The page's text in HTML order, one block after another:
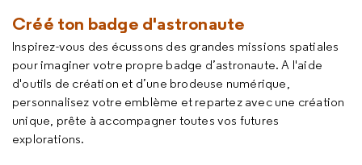
Créé ton badge d'astronaute
Inspirez-vous des écussons des grandes missions spatiales
pour imaginer votre propre badge d’astronaute. A l'aide
d'outils de création et d’une brodeuse numérique,
personnalisez votre emblème et repartez avec une création
unique, prête à accompagner toutes vos futures
explorations.